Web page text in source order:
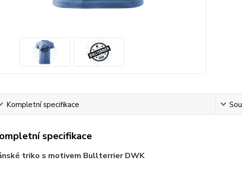
Kompletní specifikace
specifikace
triko s motivem Bullterrier DWK